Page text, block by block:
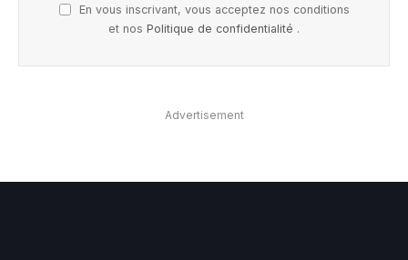
En vous inscrivant, vous acceptez nos conditions
et nos Politique de confidentialité .
Advertisement